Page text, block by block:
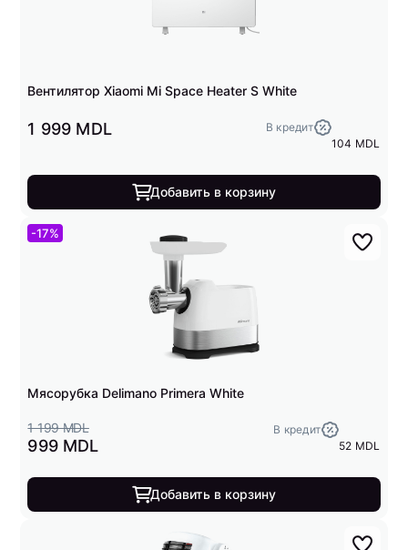
Вентилятор Xiaomi Mi Space Heater S White
1 999 MDL
В кредит
104 MDL
Добавить в корзину
-17%
Мясорубка Delimano Primera White
1 199 MDL
999 MDL
В кредит
52 MDL
Добавить в корзину